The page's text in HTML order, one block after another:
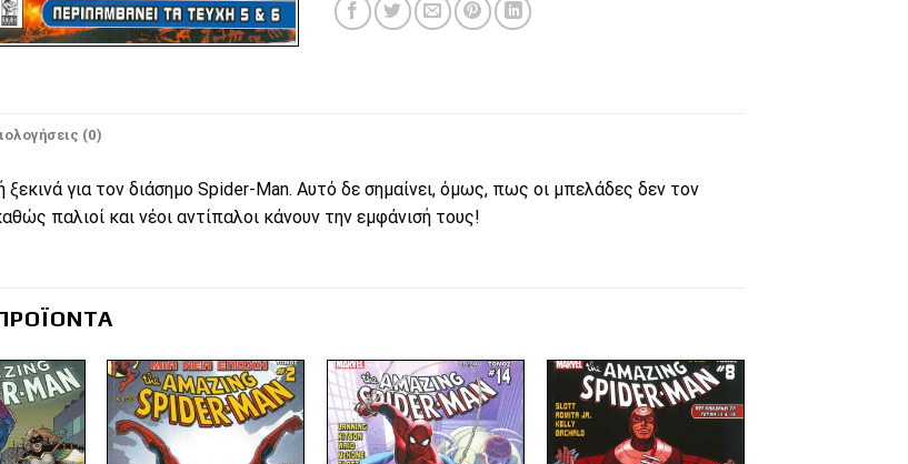
(0)
ξεκινά για τον διάσημο Spider-Man. Αυτό δε σημαίνει, όμως, πως οι μπελάδες δεν τον
παλιοί και νέοι αντίπαλοι κάνουν την εμφάνισή τους!